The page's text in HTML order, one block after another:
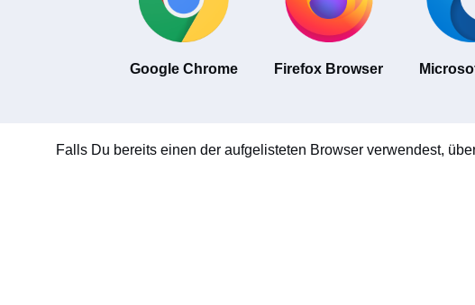
Google Chrome Firefox Browser
Falls Du bereits einen der aufgelisteten Browser verwendest,